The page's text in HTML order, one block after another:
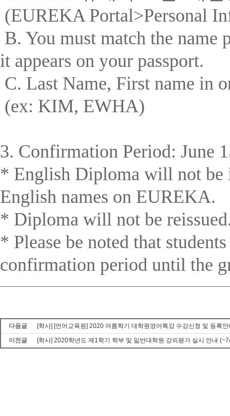
(EUREKA Portal>Personal
B. You must match the name
it appears on your passport.
C. Last Name, First name in
(ex: KIM, EWHA)
3. Confirmation Period: June
* English Diploma will not be
English names on EUREKA.
* Diploma will not be
* Please be noted that
confirmation period until the
다음글
[학사] [언어교육원] 2020 여름학기 대학원영어특강 수강신청 및 등록
이전글
[학사] 2020학년도 제1학기 학부 및 일반대학원 강의평가 실시 안내